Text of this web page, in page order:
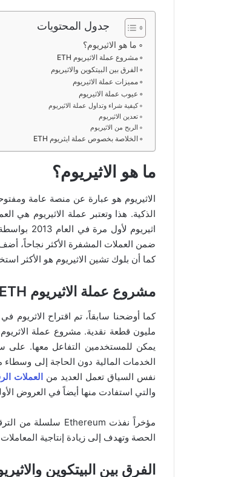
جدول المحتويات
ما هو الاثيريوم؟
مشروع عملة الاثيريوم ETH
الفرق بين البيتكوين والاثيريوم
مميزات عملة الاثيريوم
عيوب عملة الاثيريوم
كيفية شراء وتداول عملة الاثيريوم
تعدين الاثيريوم
الربح من الاثيريوم
الخلاصة بخصوص عملة ايثريوم ETH
ما هو الاثيريوم؟
الاثيريوم هو عبارة عن منصة عامة
ضمن العملات المشفرة الأكثر نجاحاً، أضف
كما أن بلوك تشين الاثيريوم هو الأكثر
مشروع عملة الاثيريوم ETH
مليون قطعة نقدية. مشروع عملة
الخدمات المالية دون الحاجة إلى وسطاء
نفس السياق تعمل العديد من العملات
والتي استفادت منها أيضاً في العروض
الحصة وتهدف إلى زيادة إنتاجية
الفرق بين البيتكوين